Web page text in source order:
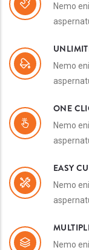
Nemo
Nemo
ONE
Nemo
EASY
Nemo
Nemo